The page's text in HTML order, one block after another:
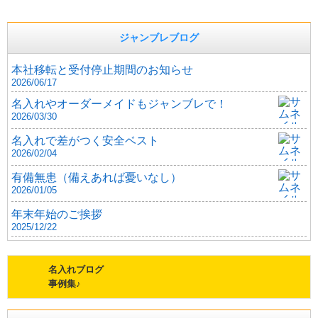
ジャンブレブログ
本社移転と受付停止期間のお知らせ
2026/06/17
名入れやオーダーメイドもジャンブレで！
2026/03/30
名入れで差がつく安全ベスト
2026/02/04
有備無患（備えあれば憂いなし）
2026/01/05
年末年始のご挨拶
2025/12/22
名入れブログ
事例集♪